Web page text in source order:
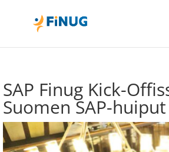
SAP Finug Kick-
Suomen SAP-huiput